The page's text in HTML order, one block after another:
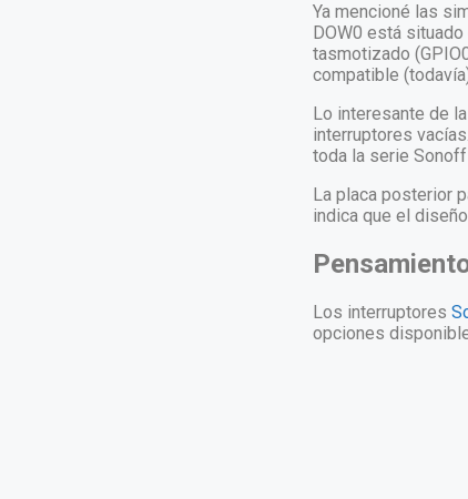
Ya mencioné las
DOW0 está
tasmotizado
compatible
Lo interesante de
interruptores
toda la serie
La placa posterior
indica que el
Los interruptores
opciones